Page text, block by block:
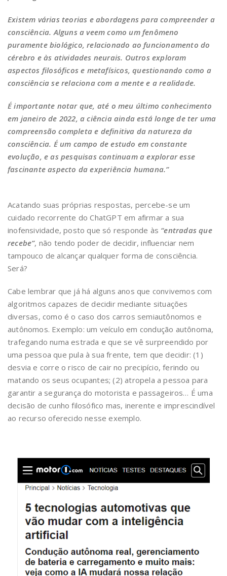
Existem várias teorias e abordagens para compreender a
consciência. Alguns a veem como um fenômeno
puramente biológico, relacionado ao funcionamento do
cérebro e às atividades neurais. Outros exploram
aspectos filosóficos e metafísicos, questionando como a
consciência se relaciona com a mente e a realidade.
É importante notar que, até o meu último conhecimento
em janeiro de 2022, a ciência ainda está longe de ter uma
compreensão completa e definitiva da natureza da
consciência. É um campo de estudo em constante
evolução, e as pesquisas continuam a explorar esse
fascinante aspecto da experiência humana.”
Acatando suas próprias respostas, percebe-se um
cuidado recorrente do ChatGPT em afirmar a sua
inofensividade, posto que só responde às “entradas que
recebe”, não tendo poder de decidir, influenciar nem
tampouco de alcançar qualquer forma de consciência.
Será?
Cabe lembrar que já há alguns anos que convivemos com
algoritmos capazes de decidir mediante situações
diversas, como é o caso dos carros semiautônomos e
autônomos. Exemplo: um veículo em condução autônoma,
trafegando numa estrada e que se vê surpreendido por
uma pessoa que pula à sua frente, tem que decidir: (1)
desvia e corre o risco de cair no precipício, ferindo ou
matando os seus ocupantes; (2) atropela a pessoa para
garantir a segurança do motorista e passageiros… É uma
decisão de cunho filosófico mas, inerente e imprescindível
ao recurso oferecido nesse exemplo.